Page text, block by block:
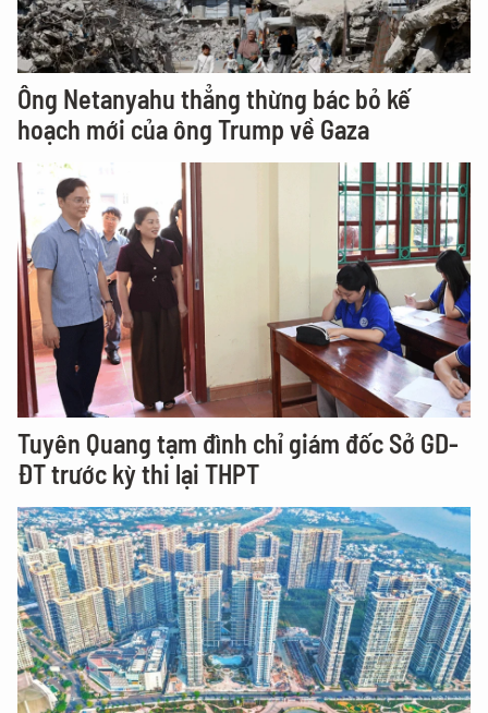
Ông Netanyahu thẳng thừng bác bỏ kế
hoạch mới của ông Trump về Gaza
Tuyên Quang tạm đình chỉ giám đốc Sở GD-
ĐT trước kỳ thi lại THPT